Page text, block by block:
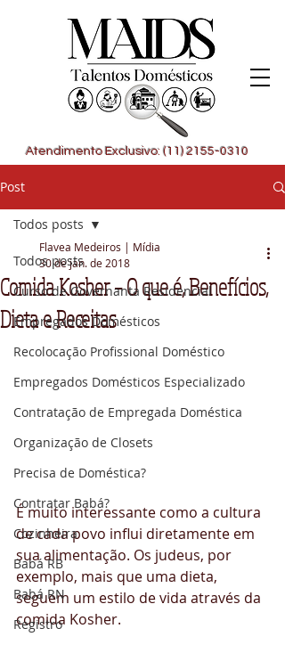
Atendimento Exclusivo: (11) 2155-0310
Post
Todos posts
Curso de Governanta Residencial
Empregados Domésticos
Recolocação Profissional Doméstico
Empregados Domésticos Especializado
Contratação de Empregada Doméstica
Organização de Closets
Precisa de Doméstica?
Contratar Babá?
Cozinheira
Babá RB
Babá RN
Registro
Todos posts
Comida Kosher – O que é, Benefícios,
Dieta e Receitas
Flavea Medeiros | Mídia
30 de jan. de 2018
É muito interessante como a cultura
de cada povo influi diretamente em
sua alimentação. Os judeus, por
exemplo, mais que uma dieta,
seguem um estilo de vida através da
comida Kosher.